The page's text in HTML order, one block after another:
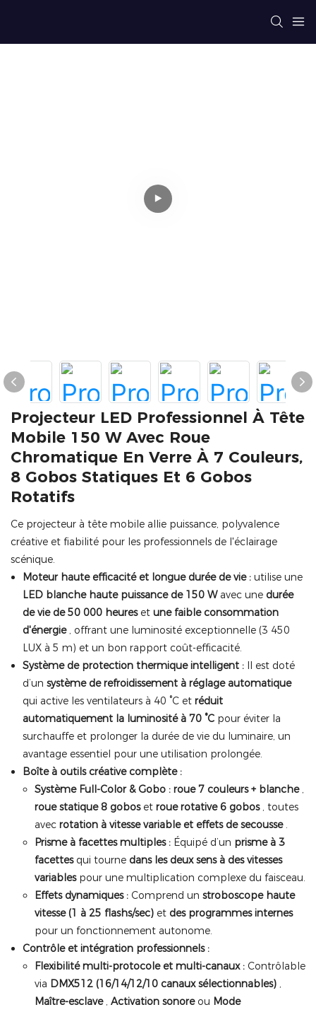
Projecteur LED Professionnel À Tête
Mobile 150 W Avec Roue
Chromatique En Verre À 7 Couleurs,
8 Gobos Statiques Et 6 Gobos
Rotatifs
Ce projecteur à tête mobile allie puissance, polyvalence
créative et fiabilité pour les professionnels de l'éclairage
scénique.
Moteur haute efficacité et longue durée de vie :utilise une
LED blanche haute puissance de 150 Wavec une durée
de vie de 50 000 heureset une faible consommation
d'énergie, offrant une luminosité exceptionnelle (3 450
LUX à 5 m) et un bon rapport coût-efficacité.
Système de protection thermique intelligent :Il est doté
d’un système de refroidissement à réglage automatique
qui active les ventilateurs à 40 °C et réduit
automatiquement la luminosité à 70 °Cpour éviter la
surchauffe et prolonger la durée de vie du luminaire, un
avantage essentiel pour une utilisation prolongée.
Boîte à outils créative complète :
Système Full-Color & Gobo : roue 7 couleurs + blanche,
roue statique 8 goboset roue rotative 6 gobos, toutes
avec rotation à vitesse variable et effets de secousse.
Prisme à facettes multiples :Équipé d’un prisme à 3
facettesqui tourne dans les deux sens à des vitesses
variablespour une multiplication complexe du faisceau.
Effets dynamiques :Comprend un stroboscope haute
vitesse (1 à 25 flashs/sec)et des programmes internes
pour un fonctionnement autonome.
Contrôle et intégration professionnels :
Flexibilité multi-protocole et multi-canaux :Contrôlable
via DMX512 (16/14/12/10 canaux sélectionnables),
Maître-esclave, Activation sonoreou Mode